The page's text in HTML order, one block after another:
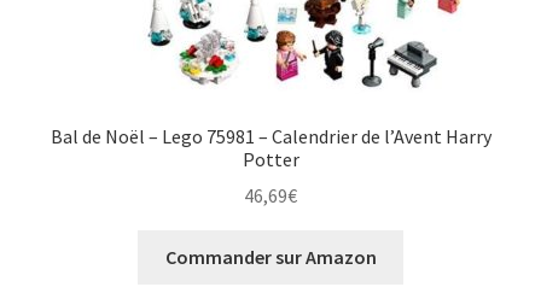
Bal de Noël – Lego 75981 – Calendrier de l’Avent Harry
Potter
46,69€
Commander sur Amazon